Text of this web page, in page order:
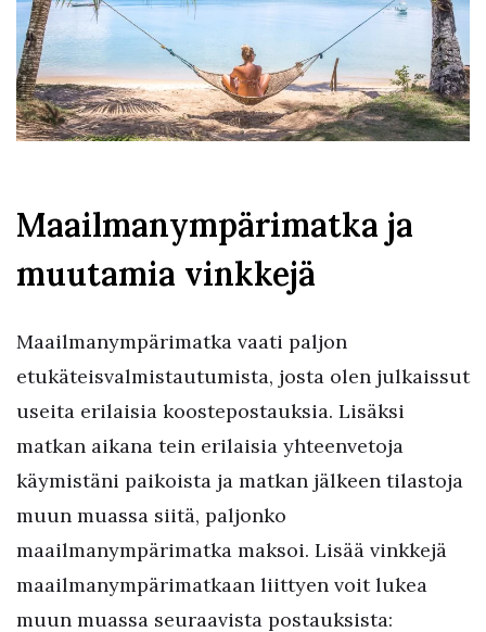
Maailmanympärimatka ja
muutamia vinkkejä
Maailmanympärimatka vaati paljon
etukäteisvalmistautumista, josta olen julkaissut
useita erilaisia koostepostauksia. Lisäksi
matkan aikana tein erilaisia yhteenvetoja
käymistäni paikoista ja matkan jälkeen tilastoja
muun muassa siitä, paljonko
maailmanympärimatka maksoi. Lisää vinkkejä
maailmanympärimatkaan liittyen voit lukea
muun muassa seuraavista postauksista: